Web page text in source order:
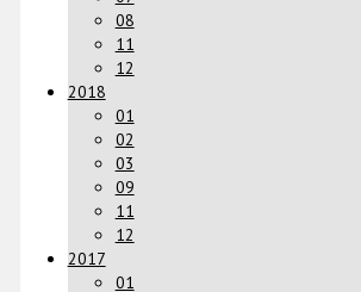
08
11
12
2018
01
02
03
09
11
12
2017
01